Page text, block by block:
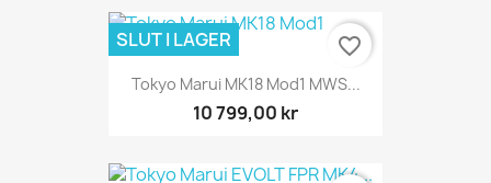
Tokyo Marui MK18 Mod1 MWS...
10 799,00 kr
SLUT I LAGER favorite_border